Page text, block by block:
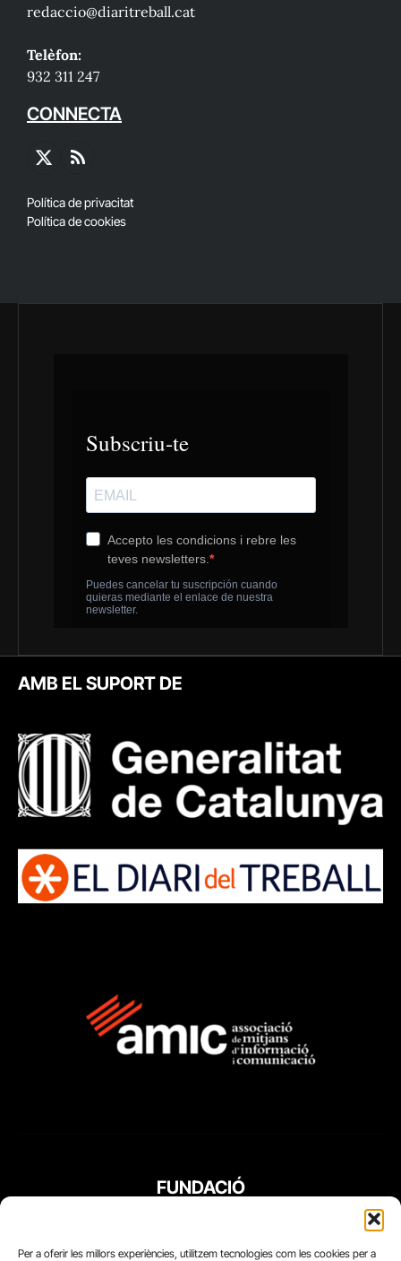
Per a oferir les millors experiències, utilitzem tecnologies com les cookies per a
redaccio@diaritreball.cat
Telèfon:
932 311 247
CONNECTA
X
RSS
Política de privacitat
Política de cookies
AMB EL SUPORT DE
FUNDACIÓ